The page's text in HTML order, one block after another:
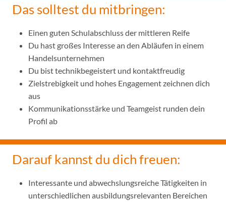
Das solltest du mitbringen:
Einen guten Schulabschluss der mittleren Reife
Du hast großes Interesse an den Abläufen in einem
Handelsunternehmen
Du bist technikbegeistert und kontaktfreudig
Zielstrebigkeit und hohes Engagement zeichnen dich
aus
Kommunikationsstärke und Teamgeist runden dein
Profil ab
Darauf kannst du dich freuen:
Interessante und abwechslungsreiche Tätigkeiten in
unterschiedlichen ausbildungsrelevanten Bereichen